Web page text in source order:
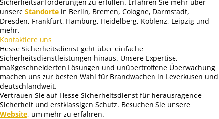
Sicherheitsanforderungen zu erfüllen. Erfahren Sie mehr über
unsere Standorte in Berlin, Bremen, Cologne, Darmstadt,
Dresden, Frankfurt, Hamburg, Heidelberg, Koblenz, Leipzig und
mehr.
Kontaktiere uns
Hesse Sicherheitsdienst geht über einfache
Sicherheitsdienstleistungen hinaus. Unsere Expertise,
maßgeschneiderten Lösungen und unübertroffene Überwachung
machen uns zur besten Wahl für Brandwachen in Leverkusen und
deutschlandweit.
Vertrauen Sie auf Hesse Sicherheitsdienst für herausragende
Sicherheit und erstklassigen Schutz. Besuchen Sie unsere
Website, um mehr zu erfahren.